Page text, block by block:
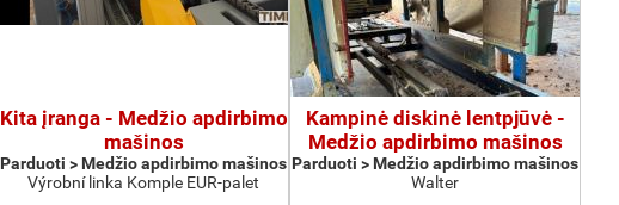
Kita įranga - Medžio apdirbimo
mašinos
Parduoti > Medžio apdirbimo mašinos
Výrobní linka Komple EUR-palet
Kampinė diskinė lentpjūvė -
Medžio apdirbimo mašinos
Parduoti > Medžio apdirbimo mašinos
Walter